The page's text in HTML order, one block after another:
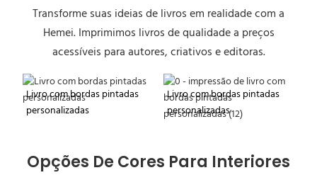
Transforme suas ideias de livros em realidade com a
Hemei. Imprimimos livros de qualidade a preços
acessíveis para autores, criativos e editoras.
Livro com bordas pintadas
personalizadas
Livro com bordas pintadas
personalizadas
Opções De Cores Para Interiores